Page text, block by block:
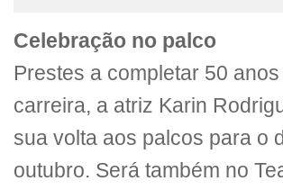
Celebração no palco
Prestes a completar 50 anos
carreira, a atriz Karin
sua volta aos palcos para o
outubro. Será também no